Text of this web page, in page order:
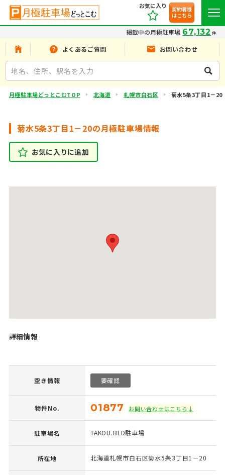
お気に入り
契約者様
はこちら
掲載中の月極駐車場 67,132 件
よくあるご質問 お問い合わせ
月極駐車場どっとこむTOP 北海道 札幌市白石区 菊水5条3丁目1－20
菊水5条3丁目1－20の月極駐車場情報
お気に入りに追加
詳細情報
空き情報 要確認
物件No. 01877 お問い合わせはこちら↓
駐車場名 TAKOU.BLD駐車場
所在地 北海道札幌市白石区菊水5条3丁目1－20